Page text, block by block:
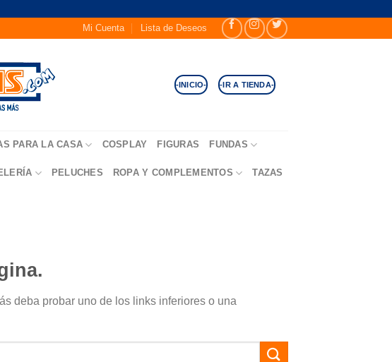
Mi Cuenta Lista de Deseos
-INICIO- -IR A TIENDA-
PARA LA CASA COSPLAY FIGURAS FUNDAS
PELUCHES ROPA Y COMPLEMENTOS TAZAS
deba probar uno de los links inferiores o una